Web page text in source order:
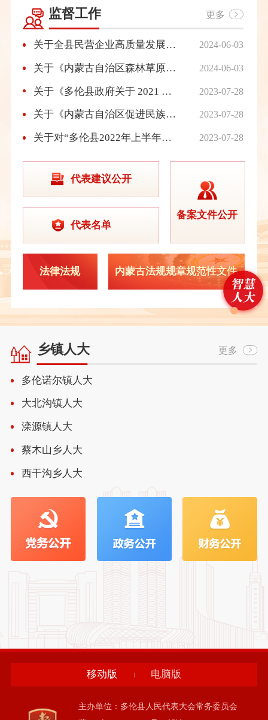
监督工作 更多
关于全县民营企业高质量发展情况调研报告 2024-06-03
关于《内蒙古自治区森林草原防火条例》执法检查情况的报告 2024-06-03
关于《多伦县政府关于 2021 年度国有自然 资源资产管理情况报告》的审议意见 2023-07-28
关于《内蒙古自治区促进民族团结进步条例》执法检查情况的报告 2023-07-28
关于对“多伦县2022年上半年国民经济 和社会发展计划执行情况、2021年财政决算和2022年上半年财政预算执行情况、2021年本级财政预算和其他财政收支审计情况的报告” 的审议意见 2023-07-28
代表建议公开
备案文件公开
代表名单
法律法规 内蒙古法规规章规范性文件
乡镇人大 更多
多伦诺尔镇人大
大北沟镇人大
滦源镇人大
蔡木山乡人大
西干沟乡人大
移动版 电脑版
主办单位：多伦县人民代表大会常务委员会